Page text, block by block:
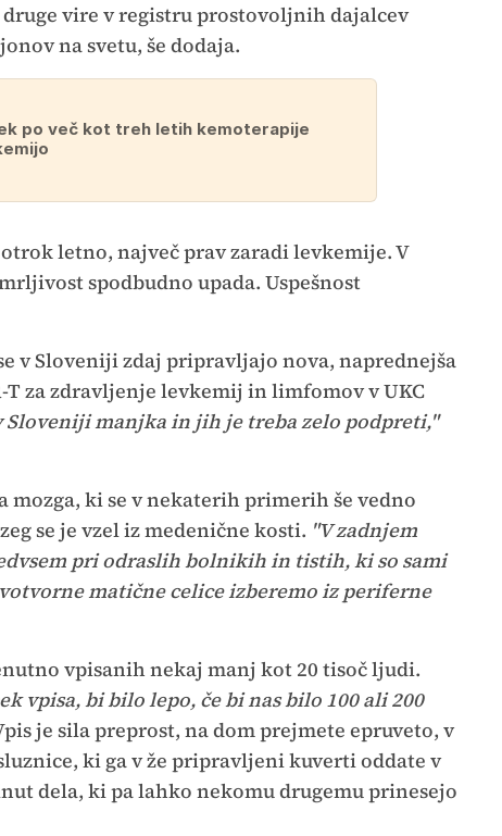
vire v registru prostovoljnih dajalcev
na svetu, še dodaja.
po več kot treh letih kemoterapije
letno, največ prav zaradi levkemije. V
spodbudno upada. Uspešnost
v Sloveniji zdaj pripravljajo nova, naprednejša
za zdravljenje levkemij in limfomov v UKC
Sloveniji manjka in jih je treba zelo podpreti,"
ki se v nekaterih primerih še vedno
se je vzel iz medenične kosti. "V zadnjem
pri odraslih bolnikih in tistih, ki so sami
matične celice izberemo iz periferne
vpisanih nekaj manj kot 20 tisoč ljudi.
vpisa, bi bilo lepo, če bi nas bilo 100 ali 200
je sila preprost, na dom prejmete epruveto, v
ki ga v že pripravljeni kuverti oddate v
dela, ki pa lahko nekomu drugemu prinesejo